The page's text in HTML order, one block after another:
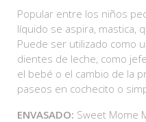
Popular entre los niños
líquido se aspira, mastica,
Puede ser utilizado como
dientes de leche, como
el bebé o el cambio de la
paseos en cochecito o
ENVASADO: Sweet Mome